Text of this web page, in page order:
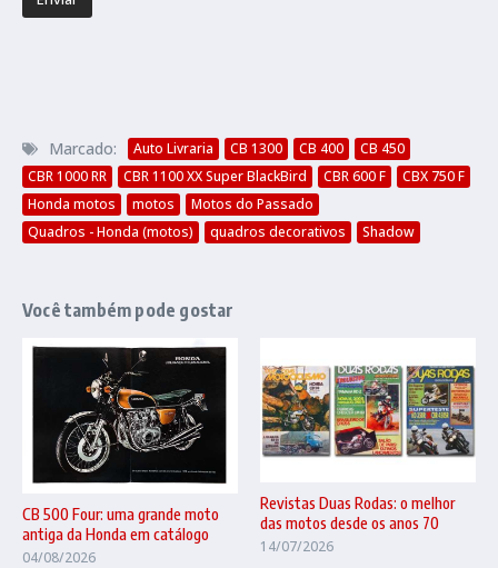
Marcado: Auto Livraria CB 1300 CB 400
CB 450
CBR 1000 RR
CBR 1100 XX Super BlackBird CBR 600 F
CBX 750 F
Honda motos
motos
Motos do Passado
Quadros - Honda (motos)
quadros decorativos Shadow
Você também pode gostar
CB 500 Four: uma grande moto
antiga da Honda em catálogo
04/08/2026
Revistas Duas Rodas: o melhor
das motos desde os anos 70
14/07/2026